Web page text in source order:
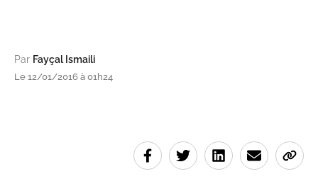
Par Fayçal Ismaili
Le 12/01/2016 à 01h24